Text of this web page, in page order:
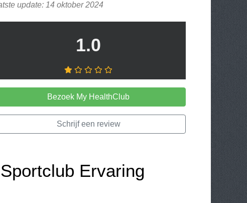
update: 14 oktober 2024
1.0
Bezoek My HealthClub
Schrijf een review
Ervaring